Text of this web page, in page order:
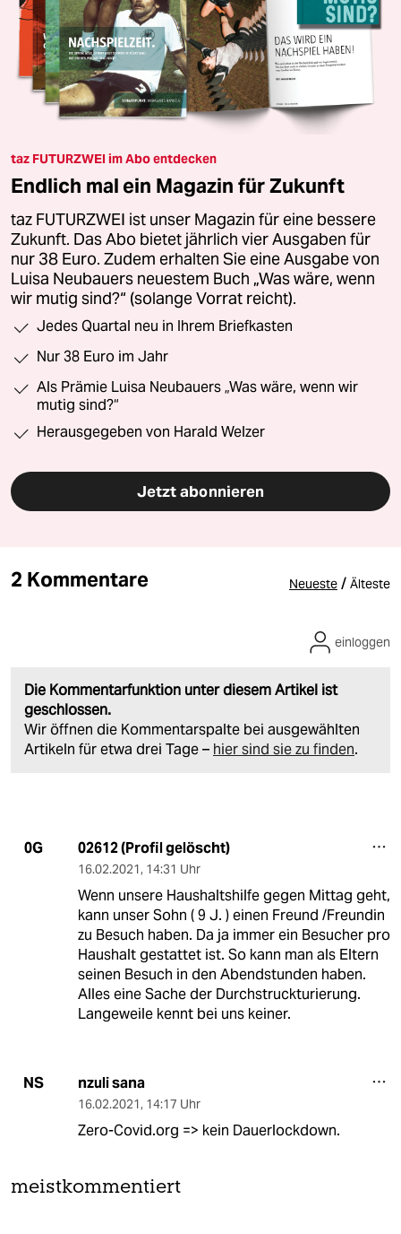
taz FUTURZWEI im Abo entdecken
Endlich mal ein Magazin für Zukunft
taz FUTURZWEI ist unser Magazin für eine bessere
Zukunft. Das Abo bietet jährlich vier Ausgaben für
nur 38 Euro. Zudem erhalten Sie eine Ausgabe von
Luisa Neubauers neuestem Buch „Was wäre, wenn
wir mutig sind?“ (solange Vorrat reicht).
Jedes Quartal neu in Ihrem Briefkasten
Nur 38 Euro im Jahr
Als Prämie Luisa Neubauers „Was wäre, wenn wir
mutig sind?“
Herausgegeben von Harald Welzer
Jetzt abonnieren
2 Kommentare Neueste / Älteste
Die Kommentarfunktion unter diesem Artikel ist
geschlossen.
Wir öffnen die Kommentarspalte bei ausgewählten
Artikeln für etwa drei Tage – hier sind sie zu finden.
einloggen
0G 02612 (Profil gelöscht)
16.02.2021, 14:31 Uhr
Wenn unsere Haushaltshilfe gegen Mittag geht,
kann unser Sohn ( 9 J. ) einen Freund /Freundin
zu Besuch haben. Da ja immer ein Besucher pro
Haushalt gestattet ist. So kann man als Eltern
seinen Besuch in den Abendstunden haben.
Alles eine Sache der Durchstruckturierung.
Langeweile kennt bei uns keiner.
NS nzuli sana
16.02.2021, 14:17 Uhr
Zero-Covid.org => kein Dauerlockdown.
meistkommentiert